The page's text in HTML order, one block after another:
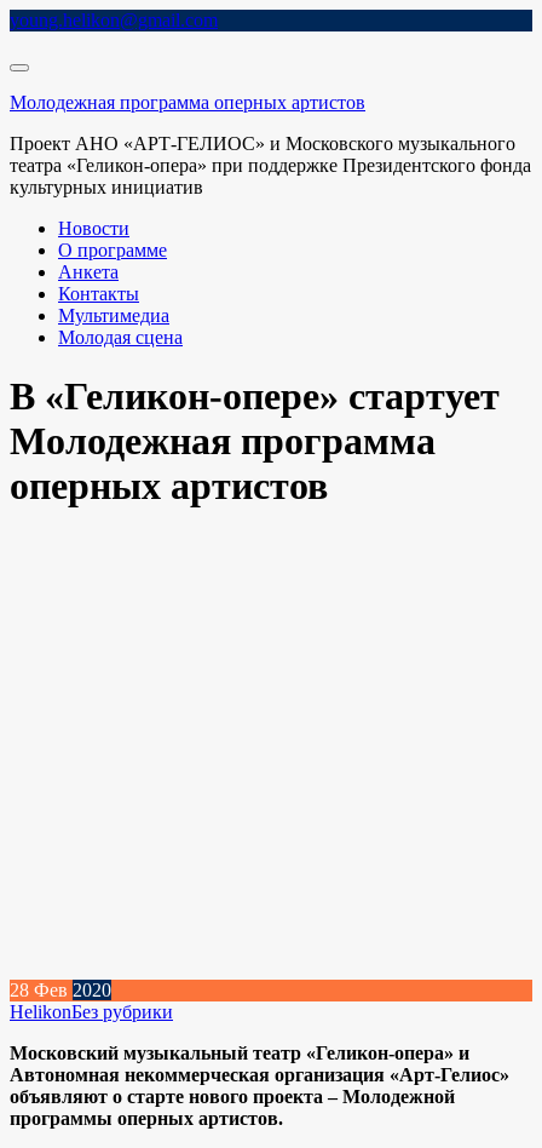
Skip
content
young.helikon@gmail.com
Молодежная программа оперных артистов
Проект АНО «АРТ-ГЕЛИОС» и Московского музыкального
театра «Геликон-опера» при поддержке Президентского фонда
культурных инициатив
Новости
О программе
Анкета
Контакты
Мультимедиа
Молодая сцена
В «Геликон-опере» стартует
Молодежная программа
оперных артистов
28 Фев 2020
HelikonБез рубрики
Московский музыкальный театр «Геликон-опера» и
Автономная некоммерческая организация «Арт-Гелиос»
объявляют о старте нового проекта – Молодежной
программы оперных артистов.